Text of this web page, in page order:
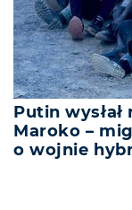
Putin
Maroko –
o wojnie